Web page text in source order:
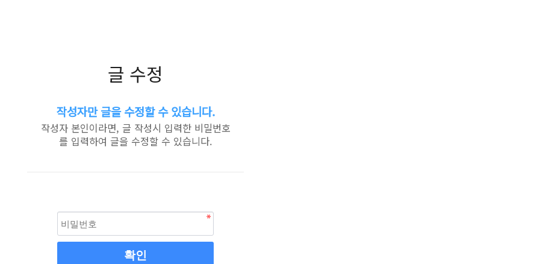
글 수정
작성자만 글을 수정할 수 있습니다.
작성자 본인이라면, 글 작성시 입력한 비밀번호
를 입력하여 글을 수정할 수 있습니다.